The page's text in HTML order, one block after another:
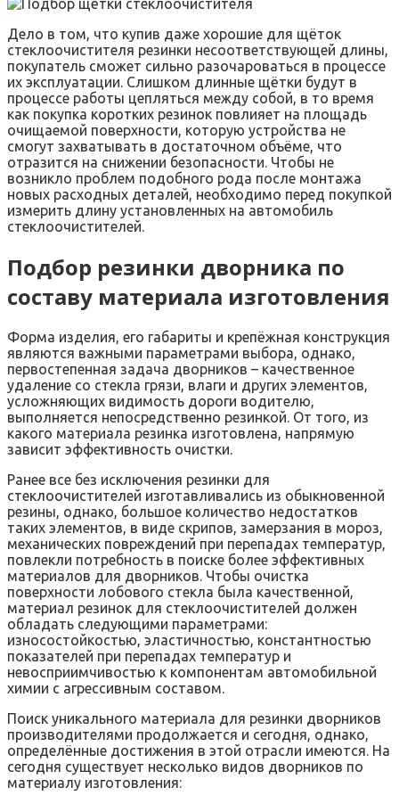
Дело в том, что купив даже хорошие для щёток
стеклоочистителя резинки несоответствующей длины,
покупатель сможет сильно разочароваться в процессе
их эксплуатации. Слишком длинные щётки будут в
процессе работы цепляться между собой, в то время
как покупка коротких резинок повлияет на площадь
очищаемой поверхности, которую устройства не
смогут захватывать в достаточном объёме, что
отразится на снижении безопасности. Чтобы не
возникло проблем подобного рода после монтажа
новых расходных деталей, необходимо перед покупкой
измерить длину установленных на автомобиль
стеклоочистителей.
Подбор резинки дворника по
составу материала изготовления
Форма изделия, его габариты и крепёжная конструкция
являются важными параметрами выбора, однако,
первостепенная задача дворников – качественное
удаление со стекла грязи, влаги и других элементов,
усложняющих видимость дороги водителю,
выполняется непосредственно резинкой. От того, из
какого материала резинка изготовлена, напрямую
зависит эффективность очистки.
Ранее все без исключения резинки для
стеклоочистителей изготавливались из обыкновенной
резины, однако, большое количество недостатков
таких элементов, в виде скрипов, замерзания в мороз,
механических повреждений при перепадах температур,
повлекли потребность в поиске более эффективных
материалов для дворников. Чтобы очистка
поверхности лобового стекла была качественной,
материал резинок для стеклоочистителей должен
обладать следующими параметрами:
износостойкостью, эластичностью, константностью
показателей при перепадах температур и
невосприимчивостью к компонентам автомобильной
химии с агрессивным составом.
Поиск уникального материала для резинки дворников
производителями продолжается и сегодня, однако,
определённые достижения в этой отрасли имеются. На
сегодня существует несколько видов дворников по
материалу изготовления: